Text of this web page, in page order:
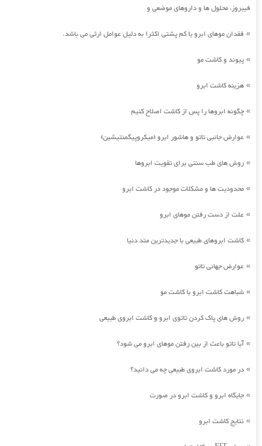
فیبروز، محلول ها و داروهای موضعی و
» فقدان موهای ابرو یا کم پشتی اکثرا به دلیل عوامل ارثی می باشد.
» پیوند و کاشت مو
» هزینه کاشت ابرو
» چگونه ابروها را پس از کاشت اصلاح کنیم
» عوارض جانبی تاتو و هاشور ابرو (میکروپیگمنتیشین)
» روش های طب سنتی برای تقویت ابروها
» محدودیت ها و مشکلات موجود در کاشت ابرو
» علت از دست رفتن موهای ابرو
» کاشت ابروهای طبیعی با جدیدترین متد دنیا
» عوارض جهانی تاتو
» شباهت کاشت ابرو با کاشت مو
» روش های پاک کردن تاتوی ابرو و کاشت ابروی طبیعی
»آیا تاتو باعث از بین رفتن موهای ابرو می شود؟
» در مورد کاشت ابروی طبیعی چه می دانید؟
» جایگاه ابرو و کاشت ابرو در صورت
» نتایج کاشت ابرو